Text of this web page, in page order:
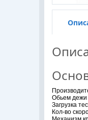
Обьем дежи
Загрузка
Кол-во